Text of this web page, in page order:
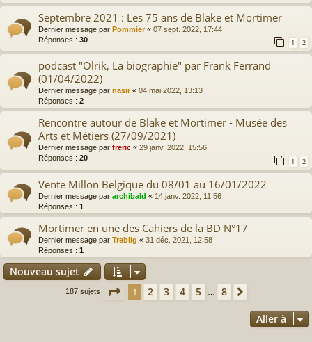
Septembre 2021 : Les 75 ans de Blake et Mortimer
Dernier message par Pommier« 07 sept. 2022, 17:44
Réponses : 30 1 2
podcast "Olrik, La biographie" par Frank Ferrand
(01/04/2022)
Dernier message par nasir « 04 mai 2022, 13:13
Réponses : 2
Rencontre autour de Blake et Mortimer - Musée des
Arts et Métiers (27/09/2021)
Dernier message par freric « 29 janv. 2022, 15:56
Réponses : 20 1 2
Vente Millon Belgique du 08/01 au 16/01/2022
Dernier message par archibald « 14 janv. 2022, 11:56
Réponses : 1
Mortimer en une des Cahiers de la BD N°17
Dernier message par Treblig « 31 déc. 2021, 12:58
Réponses : 1
Nouveau sujet
187 sujets Page 1sur
1 2 3 4 5 8
Aller à